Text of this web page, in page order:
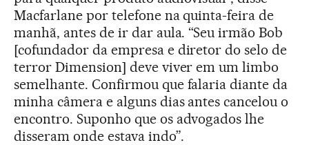
Macfarlane por telefone na quinta-feira de
manhã, antes de ir dar aula. “Seu irmão Bob
[cofundador da empresa e diretor do selo de
terror Dimension] deve viver em um limbo
semelhante. Confirmou que falaria diante da
minha câmera e alguns dias antes cancelou o
encontro. Suponho que os advogados lhe
disseram onde estava indo”.